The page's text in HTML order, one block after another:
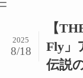
【
Fly」
伝説
2025
8/18